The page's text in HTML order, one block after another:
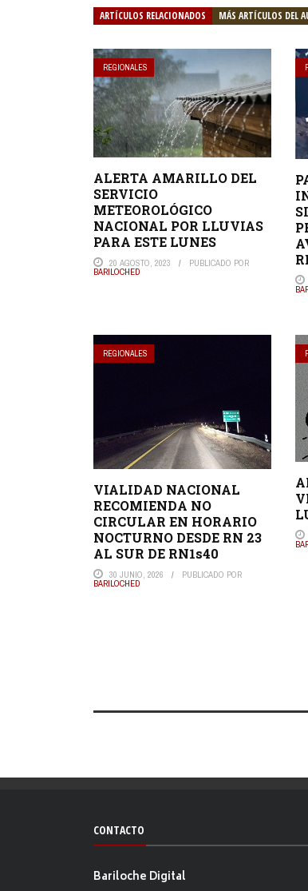
ARTÍCULOS RELACIONADOS MÁS ARTÍCULOS DEL
REGIONALES
ALERTA AMARILLO DEL
SERVICIO
METEOROLÓGICO
NACIONAL POR LLUVIAS
PARA ESTE LUNES
20 AGOSTO, 2023 PUBLICADO POR
BARILOCHED
REGIONALES
VIALIDAD NACIONAL
RECOMIENDA NO
CIRCULAR EN HORARIO
NOCTURNO DESDE RN 23
AL SUR DE RN1s40
30 JUNIO, 2026 PUBLICADO POR
BARILOCHED
CONTACTO
Bariloche Digital